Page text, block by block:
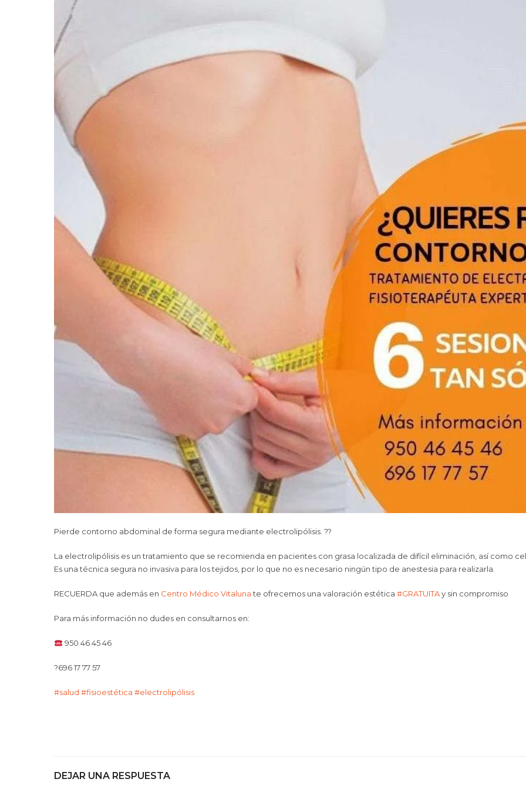
Pierde contorno abdominal de forma segura mediante electrolipólisis. ??
La electrolipólisis es un tratamiento que se recomienda en pacientes con grasa localizada de difícil eliminación, así como
Es una técnica segura no invasiva para los tejidos, por lo que no es necesario ningún tipo de anestesia para realizarla.
RECUERDA que además en Centro Médico Vitalunate ofrecemos una valoración estética #GRATUITAy sin compromiso
Para más información no dudes en consultarnos en:
950 46 45 46
?696 17 77 57
#salud #fisioestética #electrolipólisis
DEJAR UNA RESPUESTA